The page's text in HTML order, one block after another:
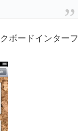
ボードインターフ